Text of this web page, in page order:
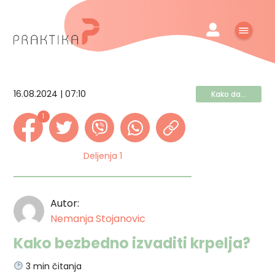
16.08.2024 | 07:10 Kako da...
1
Deljenja 1
Autor:
Nemanja Stojanovic
Kako bezbedno izvaditi krpelja?
3 min čitanja